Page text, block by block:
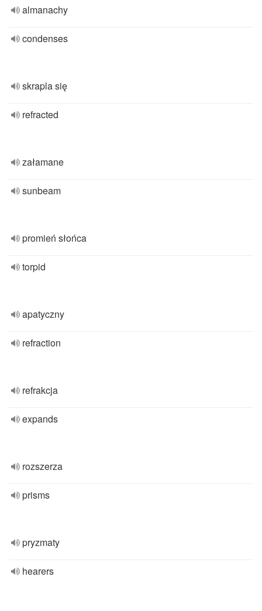
almanachy
condenses
skrapla się
refracted
załamane
sunbeam
promień słońca
torpid
apatyczny
refraction
refrakcja
expands
rozszerza
prisms
pryzmaty
hearers